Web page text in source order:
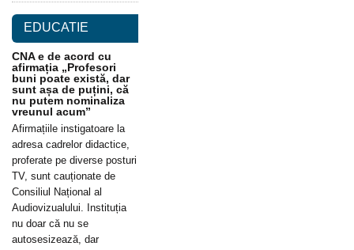
EDUCATIE
CNA e de acord cu
afirmația „Profesori
buni poate există, dar
sunt așa de puțini, că
nu putem nominaliza
vreunul acum”
Afirmațiile instigatoare la
adresa cadrelor didactice,
proferate pe diverse posturi
TV, sunt cauționate de
Consiliul Național al
Audiovizualului. Instituția
nu doar că nu se
autosesizează, dar